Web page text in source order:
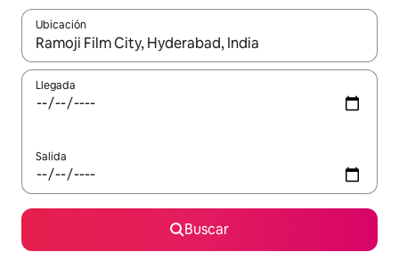
Ubicación
Cuando los resultados estén disponibles, navega con las
Llegada
Salida
Buscar